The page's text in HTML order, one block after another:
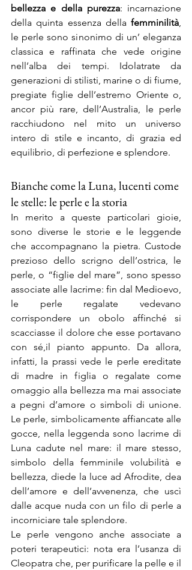
bellezza e della purezza: incarnazione
della quinta essenza della femminilità,
le perle sono sinonimo di un’ eleganza
classica e raffinata che vede origine
nell’alba dei tempi. Idolatrate da
generazioni di stilisti, marine o di fiume,
pregiate figlie dell’estremo Oriente o,
ancor più rare, dell’Australia, le perle
racchiudono nel mito un universo
intero di stile e incanto, di grazia ed
equilibrio, di perfezione e splendore.
Bianche come la Luna, lucenti come
le stelle: le perle e la storia
In merito a queste particolari gioie,
sono diverse le storie e le leggende
che accompagnano la pietra. Custode
prezioso dello scrigno dell’ostrica, le
perle, o “figlie del mare”, sono spesso
associate alle lacrime: fin dal Medioevo,
le perle regalate vedevano
corrispondere un obolo affinché si
scacciasse il dolore che esse portavano
con sé,il pianto appunto. Da allora,
infatti, la prassi vede le perle ereditate
di madre in figlia o regalate come
omaggio alla bellezza ma mai associate
a pegni d’amore o simboli di unione.
Le perle, simbolicamente affiancate alle
gocce, nella leggenda sono lacrime di
Luna cadute nel mare: il mare stesso,
simbolo della femminile volubilità e
bellezza, diede la luce ad Afrodite, dea
dell’amore e dell’avvenenza, che uscì
dalle acque nuda con un filo di perle a
incorniciare tale splendore.
Le perle vengono anche associate a
poteri terapeutici: nota era l’usanza di
Cleopatra che, per purificare la pelle e il